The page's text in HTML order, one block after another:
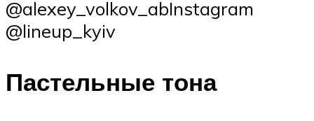
@alexey_volkov_abInstagram
@lineup_kyiv
Пастельные тона